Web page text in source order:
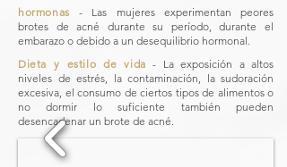
hormonas ​- Las mujeres experimentan peores
brotes de acné durante su período, durante el
embarazo o debido a un desequilibrio hormonal.
Dieta y estilo de vida ​- La exposición a altos
niveles de estrés, la contaminación, la sudoración
excesiva, el consumo de ciertos tipos de alimentos o
no dormir lo suficiente también pueden
desencadenar un brote de acné.